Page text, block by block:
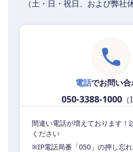
（土・日・祝日、および弊社
電話でお問い
050-3388-1000（
間違い電話が増えております！
ください
※IP電話局番「050」の押し忘れ